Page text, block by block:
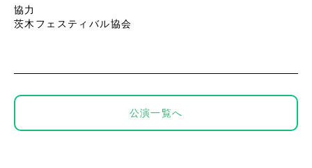
協力
茨木フェスティバル協会
公演一覧へ